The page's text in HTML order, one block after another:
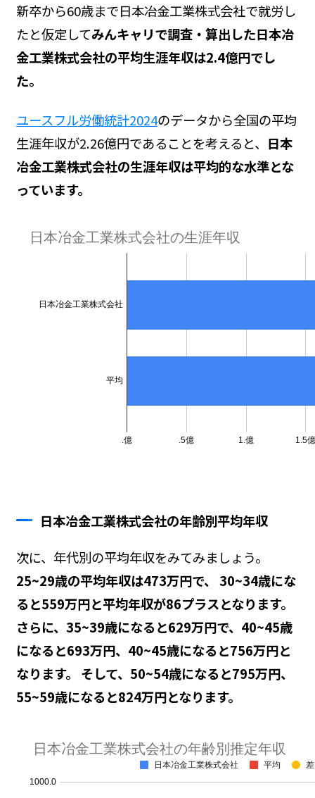
新卒から60歳まで日本冶金工業株式会社で就労し
たと仮定してみんキャリで調査・算出した日本冶
金工業株式会社の平均生涯年収は2.4億円でし
た。
ユースフル労働統計2024のデータから全国の平均
生涯年収が2.26億円であることを考えると、 日本
冶金工業株式会社の生涯年収は平均的な水準とな
っています。
日本冶金工業株式会社の年齢別平均年収
次に、年代別の平均年収をみてみましょう。
25~29歳の平均年収は473万円で、 30~34歳にな
ると559万円と平均年収が86プラスとなります。
さらに、35~39歳になると629万円で、40~45歳
になると693万円、40~45歳になると756万円と
なります。 そして、50~54歳になると795万円、
55~59歳になると824万円となります。